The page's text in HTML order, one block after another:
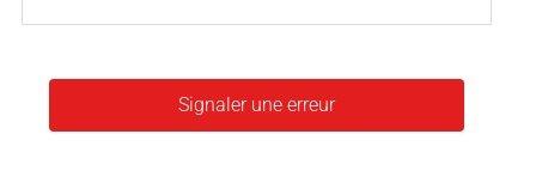
Signaler une erreur